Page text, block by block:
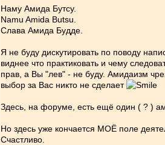
Наму Амида Бутсу.
Namu Amida Butsu.
Слава Амида Будде.
Я не буду дискутировать по поводу
виднее что практиковать и чему
прав, а Вы "лев" - не буду. Амидаизм
выбор за Вас никто не сделает
Здесь, на форуме, есть ещё один ( ? )
Но здесь уже кончается МОЁ поле
Счастливо.